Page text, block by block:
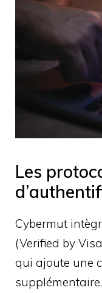
Les
Cybermut
(Verified by
qui ajoute une